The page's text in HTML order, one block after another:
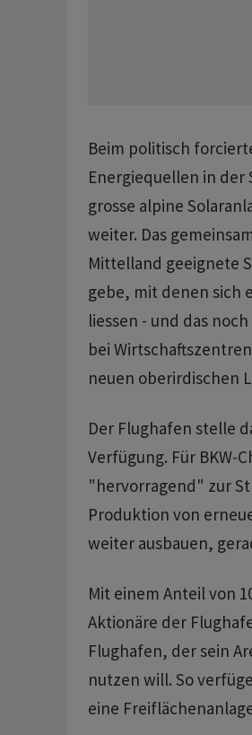
Beim politisch
Energiequellen in der
grosse alpine
weiter. Das
Mittelland geeignete
gebe, mit denen sich
liessen - und das
bei
neuen oberirdischen
Der Flughafen stelle
Verfügung. Für BKW-
"hervorragend" zur
Produktion von
weiter ausbauen,
Mit einem Anteil von
Aktionäre der
Flughafen, der sein
nutzen will. So
eine